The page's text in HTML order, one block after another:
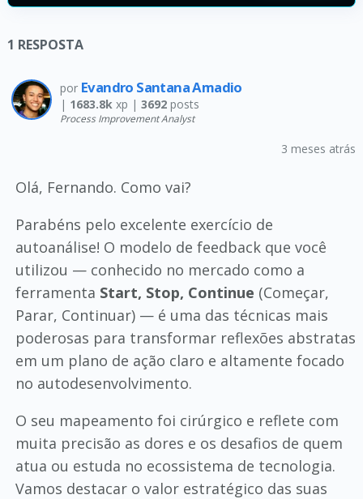
1 RESPOSTA
por Evandro Santana Amadio
| 1683.8kxp | 3692posts
Process Improvement Analyst
3 meses atrás
Olá, Fernando. Como vai?
Parabéns pelo excelente exercício de
autoanálise! O modelo de feedback que você
utilizou — conhecido no mercado como a
ferramenta Start, Stop, Continue (Começar,
Parar, Continuar) — é uma das técnicas mais
poderosas para transformar reflexões abstratas
em um plano de ação claro e altamente focado
no autodesenvolvimento.
O seu mapeamento foi cirúrgico e reflete com
muita precisão as dores e os desafios de quem
atua ou estuda no ecossistema de tecnologia.
Vamos destacar o valor estratégico das suas